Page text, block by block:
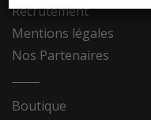
Recrutement
Mentions légales
Nos Partenaires
Boutique